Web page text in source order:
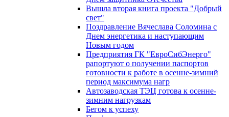
Вышла вторая книга проекта "Добрый
свет"
Поздравление Вячеслава Соломина с
Днем энергетика и наступающим
Новым годом
Предприятия ГК "ЕвроСибЭнерго"
рапортуют о получении паспортов
готовности к работе в осенне-зимний
период максимума нагр
Автозаводская ТЭЦ готова к осенне-
зимним нагрузкам
Бегом к успеху